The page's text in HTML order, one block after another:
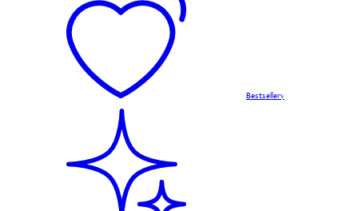
Bestsellery